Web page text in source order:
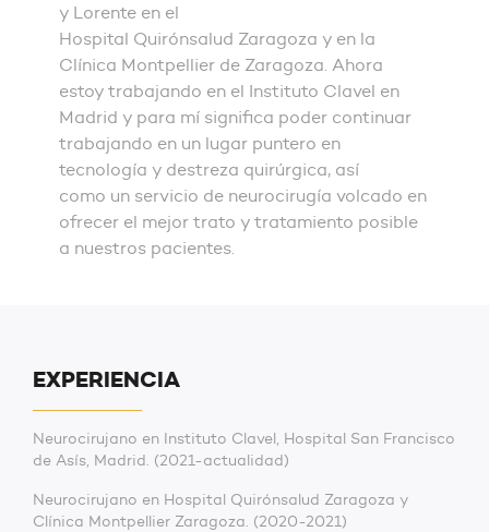
y Lorente en el
Hospital Quirónsalud Zaragoza y en la
Clínica Montpellier de Zaragoza. Ahora
estoy trabajando en el Instituto Clavel en
Madrid y para mí significa poder continuar
trabajando en un lugar puntero en
tecnología y destreza quirúrgica, así
como un servicio de neurocirugía volcado en
ofrecer el mejor trato y tratamiento posible
a nuestros pacientes.
EXPERIENCIA
Neurocirujano en Instituto Clavel, Hospital San Francisco
de Asís, Madrid. (2021-actualidad)
Neurocirujano en Hospital Quirónsalud Zaragoza y
Clínica Montpellier Zaragoza. (2020-2021)